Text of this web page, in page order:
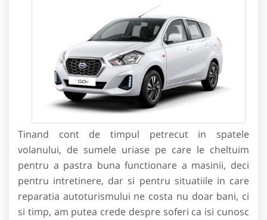
Tinand cont de timpul petrecut in spatele
volanului, de sumele uriase pe care le cheltuim
pentru a pastra buna functionare a masinii, deci
pentru intretinere, dar si pentru situatiile in care
reparatia autoturismului ne costa nu doar bani, ci
si timp, am putea crede despre soferi ca isi cunosc